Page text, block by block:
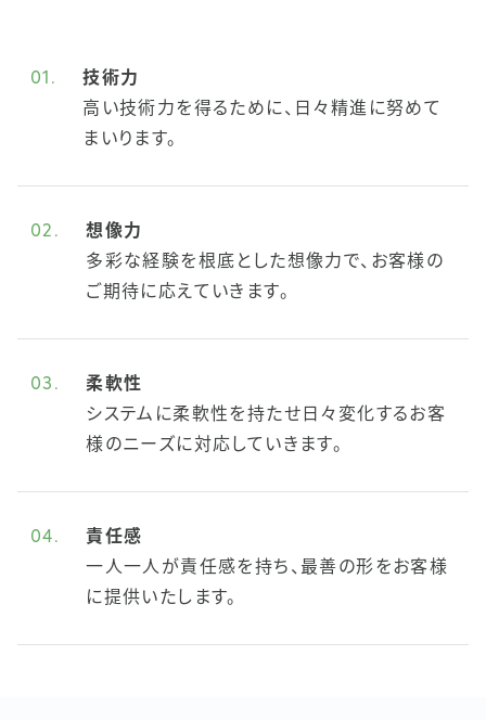
01.
技術力
高い技術力を得るために、日々精進に努めて
まいります。
02.
想像力
多彩な経験を根底とした想像力で、お客様の
ご期待に応えていきます。
03.
柔軟性
システムに柔軟性を持たせ日々変化するお客
様のニーズに対応していきます。
04.
責任感
一人一人が責任感を持ち、最善の形をお客様
に提供いたします。